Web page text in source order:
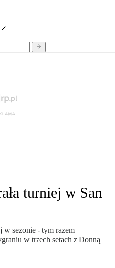
turniej w San
w sezonie - tym razem
w trzech setach z Donną